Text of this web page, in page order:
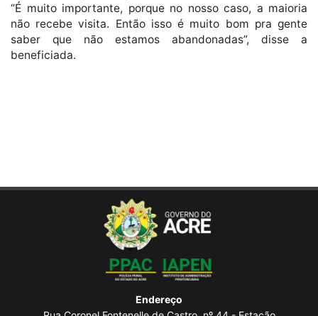
“É muito importante, porque no nosso caso, a maioria
não recebe visita. Então isso é muito bom pra gente
saber que não estamos abandonadas”, disse a
beneficiada.
Endereço